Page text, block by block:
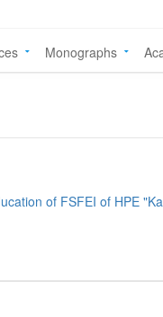
Monographs
of FSFEI of HPE